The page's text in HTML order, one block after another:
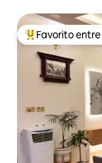
Favorito entre
Favorito